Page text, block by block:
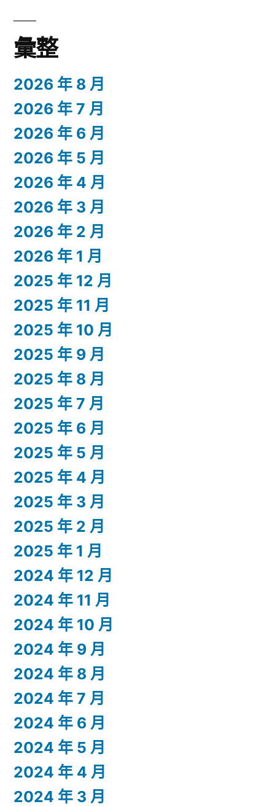
彙整
2026 年 8 月
2026 年 7 月
2026 年 6 月
2026 年 5 月
2026 年 4 月
2026 年 3 月
2026 年 2 月
2026 年 1 月
2025 年 12 月
2025 年 11 月
2025 年 10 月
2025 年 9 月
2025 年 8 月
2025 年 7 月
2025 年 6 月
2025 年 5 月
2025 年 4 月
2025 年 3 月
2025 年 2 月
2025 年 1 月
2024 年 12 月
2024 年 11 月
2024 年 10 月
2024 年 9 月
2024 年 8 月
2024 年 7 月
2024 年 6 月
2024 年 5 月
2024 年 4 月
2024 年 3 月